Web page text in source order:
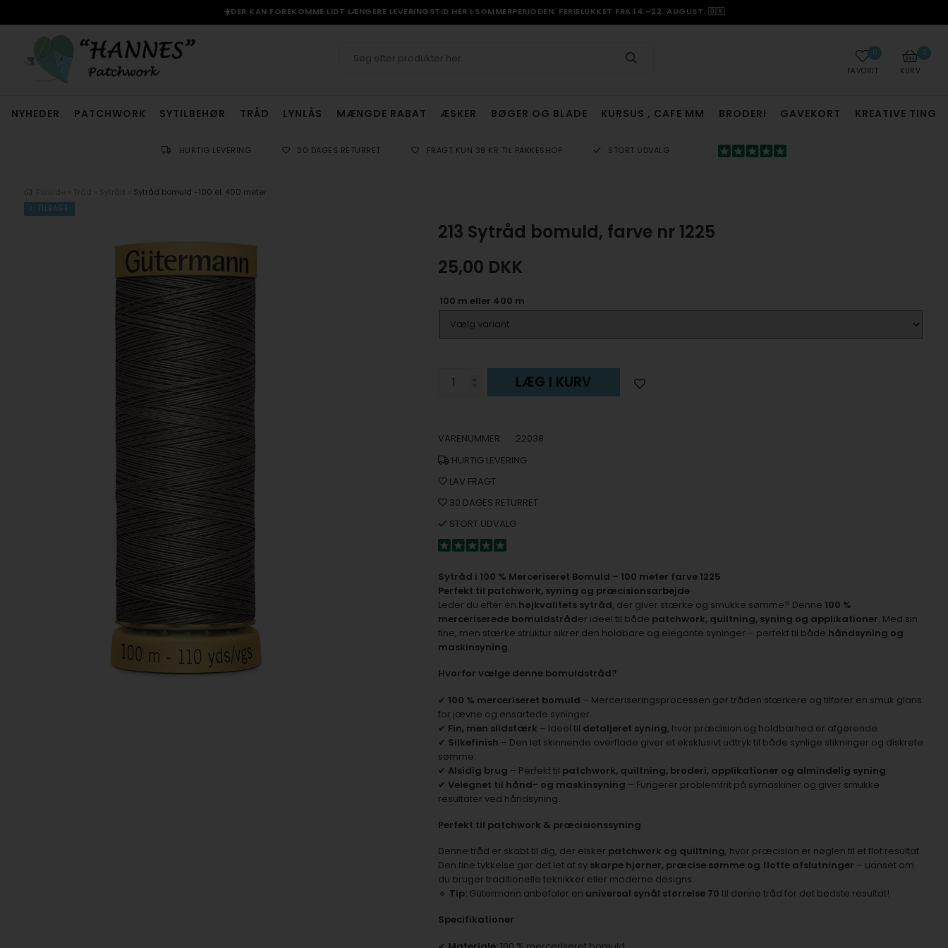
☀️DER KAN FOREKOMME LIDT LÆNGERE LEVERINGSTID HER I SOMMERPERIODEN. FERIELUKKET FRA 14.–22. AUGUST. 🇩🇰
0
KURV
0
FAVORIT
NYHEDER PATCHWORK SYTILBEHØR TRÅD LYNLÅS MÆNGDE RABAT ÆSKER BØGER OG BLADE KURSUS , CAFE MM BRODERI GAVEKORT KREATIVE TING
HURTIG LEVERING 30 DAGES RETURRET FRAGT KUN 39 KR TIL PAKKESHOP STORT UDVALG
Sytråd bomuld -100 el. 400 meter
TILBAGE
213 Sytråd bomuld, farve nr 1225
25,00 DKK
100 m eller 400 m
LÆG I KURV
VARENUMMER:
22038
HURTIG LEVERING
LAV FRAGT
30 DAGES RETURRET
STORT UDVALG
Sytråd i 100 % Merceriseret Bomuld – 100 meter farve 1225
Perfekt til patchwork, syning og præcisionsarbejde
Leder du efter en højkvalitets sytråd, der giver stærke og smukke sømme? Denne 100 %
merceriserede bomuldstråder ideel til både patchwork, quiltning, syning og applikationer. Med sin
fine, men stærke struktur sikrer den holdbare og elegante syninger – perfekt til både håndsyning og
maskinsyning.
Hvorfor vælge denne bomuldstråd?
✔ 100 % merceriseret bomuld – Merceriseringsprocessen gør tråden stærkere og tilfører en smuk glans
for jævne og ensartede syninger.
✔ Fin, men slidstærk – Ideel til detaljeret syning, hvor præcision og holdbarhed er afgørende.
✔ Silkefinish – Den let skinnende overflade giver et eksklusivt udtryk til både synlige stikninger og diskrete
sømme.
✔ Alsidig brug – Perfekt til patchwork, quiltning, broderi, applikationer og almindelig syning.
✔ Velegnet til hånd- og maskinsyning – Fungerer problemfrit på symaskiner og giver smukke
resultater ved håndsyning.
Perfekt til patchwork & præcisionssyning
Denne tråd er skabt til dig, der elsker patchwork og quiltning, hvor præcision er nøglen til et flot resultat.
Den fine tykkelse gør det let at sy skarpe hjørner, præcise sømme og flotte afslutninger – uanset om
du bruger traditionelle teknikker eller moderne designs.
🔹 Tip:Gütermann anbefaler en universal synål størrelse 70 til denne tråd for det bedste resultat!
Specifikationer